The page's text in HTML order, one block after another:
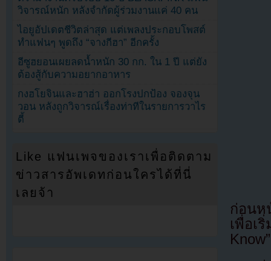
ก่อนห
เพื่อเ
วิจารณ์หนัก หลังจำกัดผู้ร่วมงานแค่ 40 คน
ไอยูอัปเดตชีวิตล่าสุด แต่เพลงประกอบโพสต์
ทำแฟนๆ พูดถึง “จางกีฮา” อีกครั้ง
อีซูฮยอนเผยลดน้ำหนัก 30 กก. ใน 1 ปี แต่ยัง
ต้องสู้กับความอยากอาหาร
กงฮโยจินและฮาฮ่า ออกโรงปกป้อง จองจุน
วอน หลังถูกวิจารณ์เรื่องท่าทีในรายการวาไร
ตี้
Like แฟนเพจของเราเพื่อติดตาม
ข่าวสารอัพเดทก่อนใครได้ที่นี่
เลยจ้า